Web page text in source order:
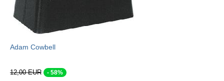
Adam Cowbell
12,00 EUR - 58%